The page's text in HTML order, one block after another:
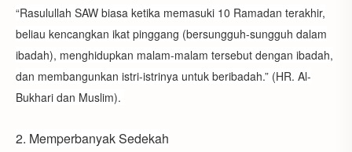
“Rasulullah SAW biasa ketika memasuki 10 Ramadan terakhir,
beliau kencangkan ikat pinggang (bersungguh-sungguh dalam
ibadah), menghidupkan malam-malam tersebut dengan ibadah,
dan membangunkan istri-istrinya untuk beribadah.” (HR. Al-
Bukhari dan Muslim).
2. Memperbanyak Sedekah